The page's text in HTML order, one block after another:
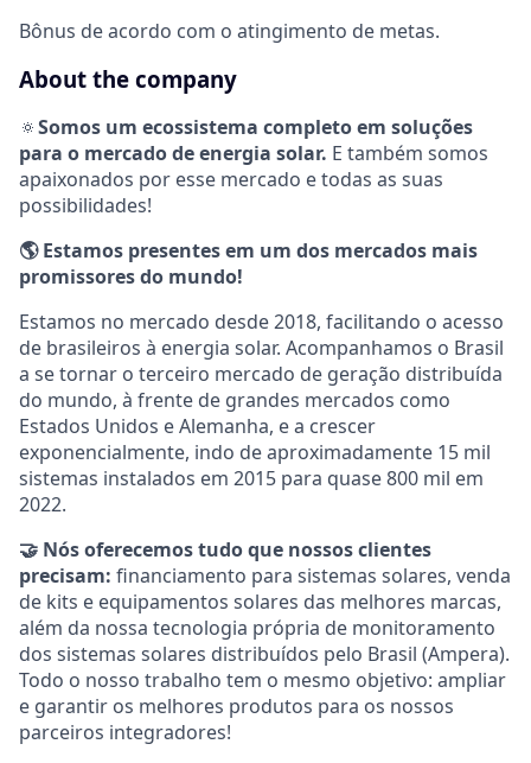
Bônus de acordo com o atingimento de metas.
About the company
🔅Somos um ecossistema completo em soluções
para o mercado de energia solar. E também somos
apaixonados por esse mercado e todas as suas
possibilidades!
🌎Estamos presentes em um dos mercados mais
promissores do mundo!
Estamos no mercado desde 2018, facilitando o acesso
de brasileiros à energia solar. Acompanhamos o Brasil
a se tornar o terceiro mercado de geração distribuída
do mundo, à frente de grandes mercados como
Estados Unidos e Alemanha, e a crescer
exponencialmente, indo de aproximadamente 15 mil
sistemas instalados em 2015 para quase 800 mil em
2022.
🤝 Nós oferecemos tudo que nossos clientes
precisam: financiamento para sistemas solares, venda
de kits e equipamentos solares das melhores marcas,
além da nossa tecnologia própria de monitoramento
dos sistemas solares distribuídos pelo Brasil (Ampera).
Todo o nosso trabalho tem o mesmo objetivo: ampliar
e garantir os melhores produtos para os nossos
parceiros integradores!